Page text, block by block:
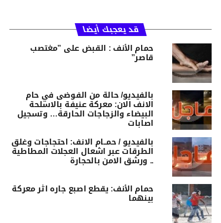
قد يعجبك أيضا
حمام الأنف : القبض على ”مغتصب
قاصر”
بالفيديو/ حالة من الفوضى في حام
الانف الان: معركة عنيفة بالاسلحة
البيضاء والزجاجات الحارقة… وتسجيل
اصابات
بالفيديو / حمــام الانف: احتجاجات وغلق
الطرقات عبر اشعال العجلات المطاطية
.. ورشق الامن بالحجارة
حمام الأنف: يقطع اصبع جاره اثر معركة
بينهما